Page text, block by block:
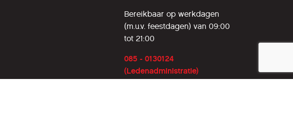
Bereikbaar op werkdagen
(m.u.v. feestdagen) van 09:00
tot 21:00
085 - 0130124
(Ledenadministratie)